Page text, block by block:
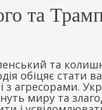
та
та
обіцяє стати
з агресорами.
миру та